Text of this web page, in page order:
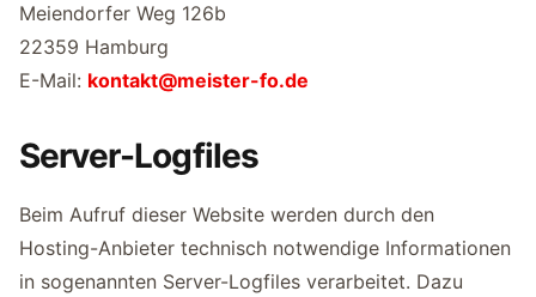
Meiendorfer Weg 126b
22359 Hamburg
E-Mail: kontakt@meister-fo.de
Server-Logfiles
Beim Aufruf dieser Website werden durch den
Hosting-Anbieter technisch notwendige Informationen
in sogenannten Server-Logfiles verarbeitet. Dazu